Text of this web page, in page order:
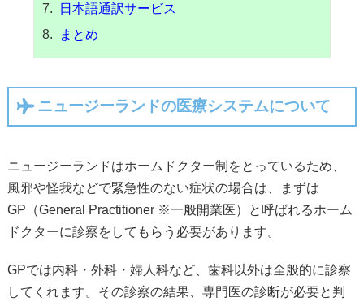
日本語通訳サービス
まとめ
ニュージーランドの医療システムについて
ニュージーランドはホームドクター制をとっているため、
風邪や怪我などで緊急性のない症状の場合は、まずは
GP（General Practitioner ※一般開業医）と呼ばれるホーム
ドクターに診察をしてもらう必要があります。
GPでは内科・外科・婦人科など、歯科以外は全般的に診察
してくれます。その診察の結果、専門医の診断が必要と判